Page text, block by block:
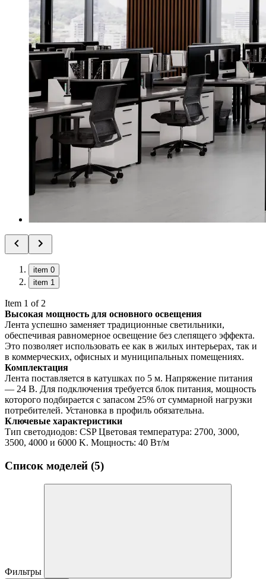
item 0
item 1
Item 1 of 2
Высокая мощность для основного освещения
Лента успешно заменяет традиционные светильники,
обеспечивая равномерное освещение без слепящего эффекта.
Это позволяет использовать ее как в жилых интерьерах, так и
в коммерческих, офисных и муниципальных помещениях.
Комплектация
Лента поставляется в катушках по 5 м. Напряжение питания
— 24 В. Для подключения требуется блок питания, мощность
которого подбирается с запасом 25% от суммарной нагрузки
потребителей. Установка в профиль обязательна.
Ключевые характеристики
Тип светодиодов: CSP Цветовая температура: 2700, 3000,
3500, 4000 и 6000 K. Мощность: 40 Вт/м
Список моделей (5)
Фильтры